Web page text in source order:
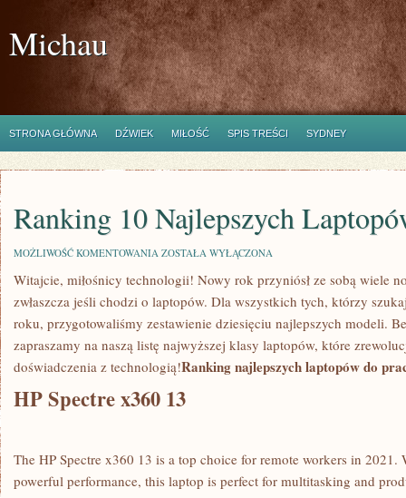
Michau
STRONA GŁÓWNA DŹWIEK MIŁOŚĆ SPIS TREŚCI SYDNEY
Ranking 10 Najlepszych
MOŻLIWOŚĆ KOMENTOWANIA RANKING
NAJLEPSZYCH
–
2021!
ZOSTAŁA WYŁĄCZONA
Witajcie,‍ miłośnicy technologii! Nowy rok‌ przyniósł ze sobą ‍wiele
zwłaszcza jeśli chodzi o laptopów. Dla wszystkich tych, którzy
roku, ‍przygotowaliśmy zestawienie dziesięciu najlepszych modeli.
zapraszamy na⁣ naszą ⁣listę najwyższej klasy laptopów,⁢ które
doświadczenia z technologią!Ranking najlepszych laptopów ⁤do
HP Spectre x360 ‍13
The HP Spectre x360 13 is⁢ a top choice for remote workers in 2021.
powerful performance, this laptop is perfect for ⁤multitasking ⁣and​